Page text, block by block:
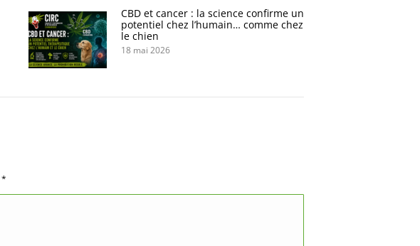
CBD et cancer : la science confirme un
potentiel chez l’humain… comme chez
le chien
18 mai 2026
*